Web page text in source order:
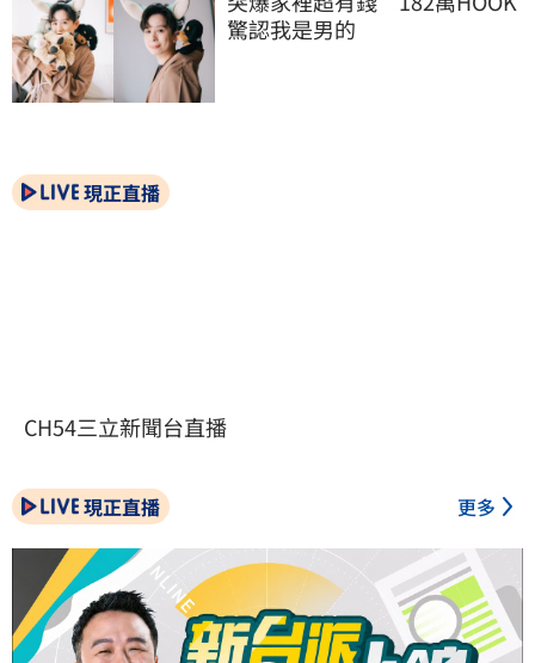
驚認我是男的
現正直播
CH54三立新聞台直播
現正直播 更多